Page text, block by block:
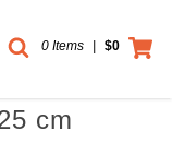
0 Items $0
cm